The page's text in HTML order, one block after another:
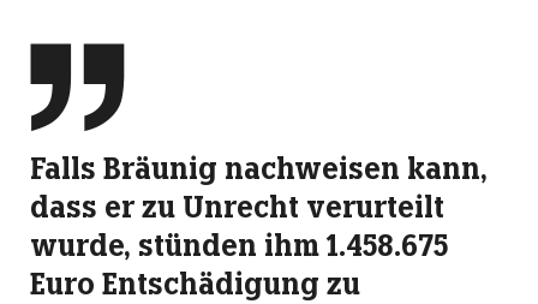

Falls Bräunig nachweisen kann,
dass er zu Unrecht verurteilt
wurde, stünden ihm 1.458.675
Euro Entschädigung zu